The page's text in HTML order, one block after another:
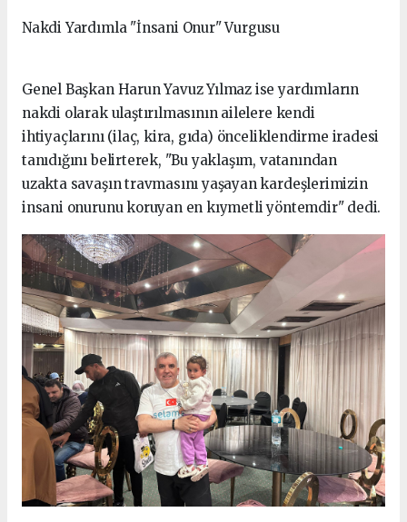
Nakdi Yardımla "İnsani Onur" Vurgusu
Genel Başkan Harun Yavuz Yılmaz ise yardımların
nakdi olarak ulaştırılmasının ailelere kendi
ihtiyaçlarını (ilaç, kira, gıda) önceliklendirme iradesi
tanıdığını belirterek, "Bu yaklaşım, vatanından
uzakta savaşın travmasını yaşayan kardeşlerimizin
insani onurunu koruyan en kıymetli yöntemdir" dedi.